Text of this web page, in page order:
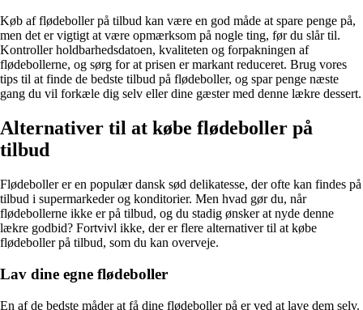
Køb af flødeboller på tilbud kan være en god måde at spare penge på,
men det er vigtigt at være opmærksom på nogle ting, før du slår til.
Kontroller holdbarhedsdatoen, kvaliteten og forpakningen af
flødebollerne, og sørg for at prisen er markant reduceret. Brug vores
tips til at finde de bedste tilbud på flødeboller, og spar penge næste
gang du vil forkæle dig selv eller dine gæster med denne lækre dessert.
Alternativer til at købe flødeboller på
tilbud
Flødeboller er en populær dansk sød delikatesse, der ofte kan findes på
tilbud i supermarkeder og konditorier. Men hvad gør du, når
flødebollerne ikke er på tilbud, og du stadig ønsker at nyde denne
lækre godbid? Fortvivl ikke, der er flere alternativer til at købe
flødeboller på tilbud, som du kan overveje.
Lav dine egne flødeboller
En af de bedste måder at få dine flødeboller på er ved at lave dem selv.